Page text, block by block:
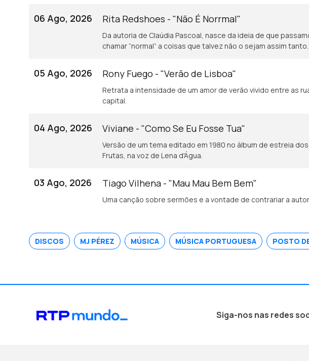
06 Ago, 2026 Rita Redshoes - "Não É Norrmal"
Da autoria de Claúdia Pascoal, nasce da ideia de que
chamar “normal” a coisas que talvez não o sejam assim tanto.
05 Ago, 2026 Rony Fuego - "Verão de Lisboa"
Retrata a intensidade de um amor de verão vivido entre as
capital.
04 Ago, 2026 Viviane - "Como Se Eu Fosse Tua"
Versão de um tema editado em 1980 no álbum de estreia
Frutas, na voz de Lena d'Água.
03 Ago, 2026 Tiago Vilhena - "Mau Mau Bem Bem"
Uma canção sobre sermões e a vontade de contrariar a
DISCOS MJ PÉREZ MÚSICA MÚSICA PORTUGUESA POSTO
Siga-nos nas redes